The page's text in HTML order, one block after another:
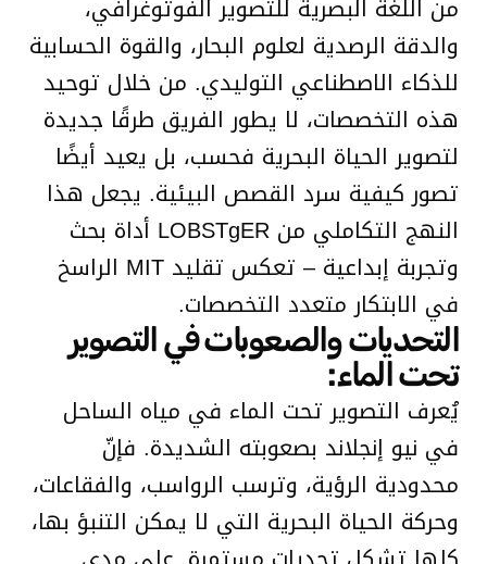
من اللغة البصرية للتصوير الفوتوغرافي،
والدقة الرصدية لعلوم البحار، والقوة الحسابية
للذكاء الاصطناعي التوليدي. من خلال توحيد
هذه التخصصات، لا يطور الفريق طرقًا جديدة
لتصوير الحياة البحرية فحسب، بل يعيد أيضًا
تصور كيفية سرد القصص البيئية. يجعل هذا
النهج التكاملي من LOBSTgER أداة بحث
وتجربة إبداعية – تعكس تقليد MIT الراسخ
في الابتكار متعدد التخصصات.
التحديات والصعوبات في التصوير
تحت الماء:
يُعرف التصوير تحت الماء في مياه الساحل
في نيو إنجلاند بصعوبته الشديدة. فإنّ
محدودية الرؤية، وترسب الرواسب، والفقاعات،
وحركة الحياة البحرية التي لا يمكن التنبؤ بها،